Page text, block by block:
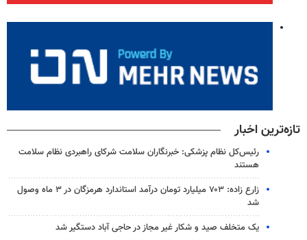
تازه‌ترین اخبار
رئیس‌کل نظام پزشکی: خبرنگاران سلامت شرکای راهبردی نظام سلامت
هستند
زارع زاده: ۷۰۳ میلیارد تومان درآمد استاندارد هرمزگان در ۳ ماه وصول
شد
یک متخلف صید و شکار غیر مجاز در حاجی آباد دستگیر شد